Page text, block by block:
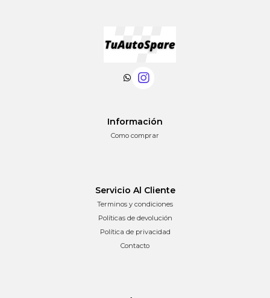
Información
Como comprar
Servicio Al Cliente
Terminos y condiciones
Políticas de devolución
Política de privacidad
Contacto